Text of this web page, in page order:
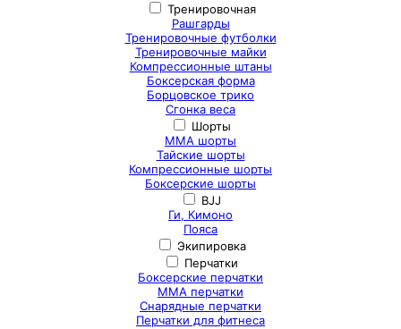
Тренировочная
Рашгарды
Тренировочные футболки
Тренировочные майки
Компрессионные штаны
Боксерская форма
Борцовское трико
Сгонка веса
Шорты
ММА шорты
Тайские шорты
Компрессионные шорты
Боксерские шорты
BJJ
Ги, Кимоно
Пояса
Экипировка
Перчатки
Боксерские перчатки
ММА перчатки
Снарядные перчатки
Перчатки для фитнеса